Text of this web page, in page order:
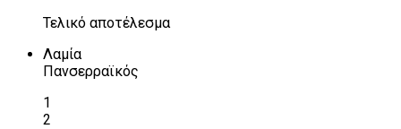
Τελικό αποτέλεσμα
Λαμία
Πανσερραϊκός
1
2